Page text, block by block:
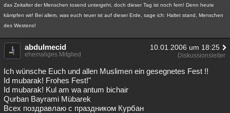
Musik Clash Verbesserungen Allmystery English
Besucht Teilgenommen Geschlossen
Lesenswert Schlüsselwörter
das Zeitalter der Menschen tosend untergeht, doch dieser Tag ist noch fern! Denn heute
kämpfen wir! Bei allem, was euch teuer ist auf dieser Erde, sage ich: Haltet stand, Menschen
des Westens!
abdulmecid 10.01.2006 um 18:25
ehemaliges Mitglied Diskussionsleiter
Ich wünsche Euch und allen Muslimen ein gesegnetes Fest !!
Id mubarak! Frohes Fest!"
Id mubarak! Kul am wa antum bichair
Qurban Bayrami Mübarek
Всех поздравлаю с праздником Курбан